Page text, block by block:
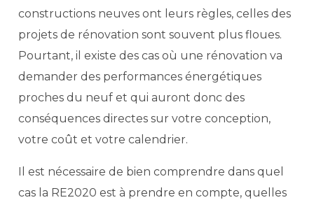
constructions neuves ont leurs règles, celles des
projets de rénovation sont souvent plus floues.
Pourtant, il existe des cas où une rénovation va
demander des performances énergétiques
proches du neuf et qui auront donc des
conséquences directes sur votre conception,
votre coût et votre calendrier.
Il est nécessaire de bien comprendre dans quel
cas la RE2020 est à prendre en compte, quelles